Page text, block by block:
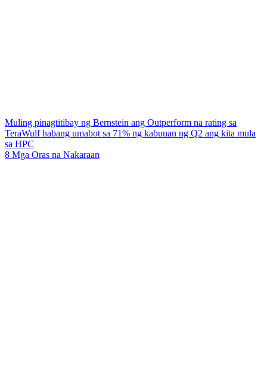
Muling pinagtitibay ng Bernstein ang Outperform na rating sa
TeraWulf habang umabot sa 71% ng kabuuan ng Q2 ang kita mula
sa HPC
8 Mga Oras na Nakaraan